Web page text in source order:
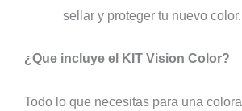
sellar y proteger tu nuevo color.
¿Que incluye el KIT Vision Color?
Todo lo que necesitas para una